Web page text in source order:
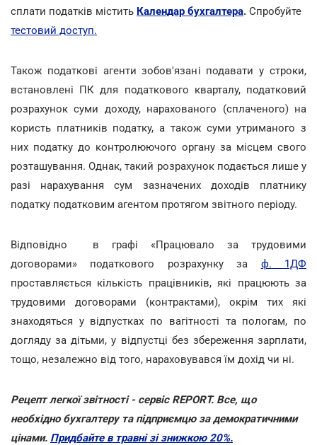
сплати податків містить Календар бухгалтера. Спробуйте
тестовий доступ.
Також податкові агенти зобов'язані подавати у строки,
встановлені ПК для податкового кварталу, податковий
розрахунок суми доходу, нарахованого (сплаченого) на
користь платників податку, а також суми утриманого з
них податку до контролюючого органу за місцем свого
розташування. Однак, такий розрахунок подається лише у
разі нарахування сум зазначених доходів платнику
податку податковим агентом протягом звітного періоду.
Відповідно в графі «Працювало за трудовими
договорами» податкового розрахунку за ф. 1ДФ
проставляється кількість працівників, які працюють за
трудовими договорами (контрактами), окрім тих які
знаходяться у відпустках по вагітності та пологам, по
догляду за дітьми, у відпустці без збереження зарплати,
тощо, незалежно від того, нараховувався їм дохід чи ні.
Рецепт легкої звітності - сервіс REPORT. Все, що
необхідно бухгалтеру та підприємцю за демократичними
цінами. Придбайте в травні зі знижкою 20%.